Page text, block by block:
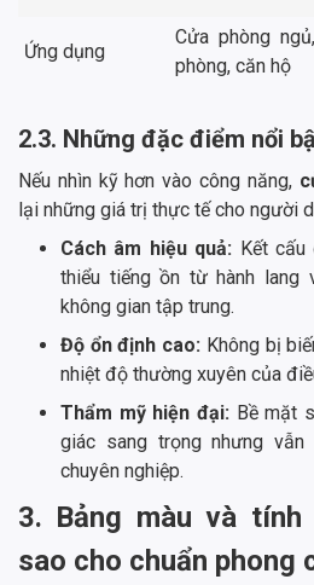
Ứng dụng
Cửa phòng
phòng, căn hộ
2.3. Những đặc điểm nổi
Nếu nhìn kỹ hơn vào công năng,
lại những giá trị thực tế cho người
Cách âm hiệu quả: Kết
thiểu tiếng ồn từ hành lang
không gian tập trung.
Độ ổn định cao: Không bị
nhiệt độ thường xuyên của
Thẩm mỹ hiện đại: Bề mặt
giác sang trọng nhưng
chuyên nghiệp.
3. Bảng màu và tính
sao cho chuẩn phong